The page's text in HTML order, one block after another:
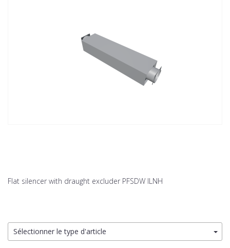
Flat silencer with draught excluder PFSDW ILNH
Sélectionner le type d'article